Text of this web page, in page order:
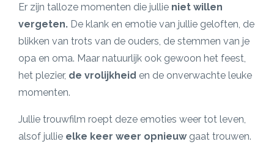
Er zijn talloze momenten die jullie niet willen
vergeten. De klank en emotie van jullie geloften, de
blikken van trots van de ouders, de stemmen van je
opa en oma. Maar natuurlijk ook gewoon het feest,
het plezier, de vrolijkheid en de onverwachte leuke
momenten.
Jullie trouwfilm roept deze emoties weer tot leven,
alsof jullie elke keer weer opnieuwgaat trouwen.